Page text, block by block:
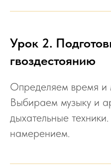
Урок 2.
гвоздестоянию
Определяем время и
Выбираем музыку и
дыхательные
намерением.